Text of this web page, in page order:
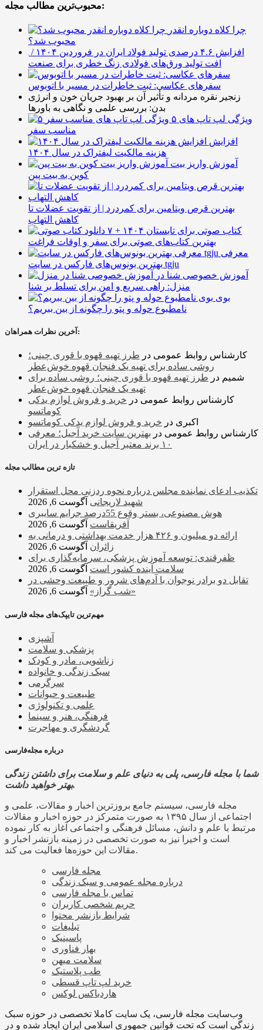
محبوب‌ترین مطالب مجله:
چرا کلاه دوباره انقدر
محبوب شد؟
افزایش ۴.۶ درصدی تولید فولاد ایران در فروردین ۱۴۰۴ /
افت تولید ورق‌های فولادی زنگ خطری برای صنعت
سفرهای عکاسی: ثبت خاطرات در مسیر با اتوبوس
زنجیر نقره مردانه و تأثیر آن بر بهبود جریان خون و انرژی
بدن: بررسی علمی و نگاهی به باورها
۵ ویژگی لپ تاپ های
مناسب سفر
افزایش
هزینه مالکیت لیفتراک در سال ۱۴۰۴
آموزش واریز بیت
کوین به بیت پین
بهترین قرص ویتامین برای کمردرد | از تقویت عضلات تا
کاهش التهاب
۷ کتاب صوتی برای تابستان ۱۴۰۴ +
بهترین کتاب‌های صوتی برای سفر و اوقات فراغت
معرفی
بهترین بونوس‌های فارکس در سایت tgju
آموزش خصوصی شنا در
منزل: راهی سریع و امن برای تسلط بر شنا
بوی
نامطبوع حوله و پتو را چگونه از بین ببریم؟
آخرین نظرات همراهان:
کارشناس روابط عمومی در طرز تهیه قهوه با قوری چینی؛
روشی ساده برای تهیه یک فنجان قهوه خوش‌عطر
شمیم در طرز تهیه قهوه با قوری چینی؛ روشی ساده برای
تهیه یک فنجان قهوه خوش‌عطر
کارشناس روابط عمومی در خرید و فروش لوازم یدکی
کوماتسو
اکبری در خرید و فروش لوازم یدکی کوماتسو
کارشناس روابط عمومی در بهترین سایت خرید آجیل؛ معرفی
۱۰ برند معتبر آجیل و خشکبار در ایران
تازه ترین مطالب مجله
تکذیب ادعای نماینده مجلس درباره نحوه ردزنی محل استقرار
شهید لاریجانی آگوست 6, 2026
هوش مصنوعی، بستر وقوع 55درصد جرایم سایبری
آفریقاست آگوست 6, 2026
ارائه دو میلیون و ۴۲۶ هزار خدمت بهداشتی و درمانی به
زائران آگوست 6, 2026
ظفرقندی: توسعه آموزش پزشکی، سرمایه‌گذاری برای
سلامت آینده کشور است آگوست 6, 2026
تقابل دو برادر نوجوان با آدم‌های شرور و طبیعت وحشی در
«شب گراز» آگوست 6, 2026
مهم‌ترین تایپک‌های مجله فارسی
آشپزی
پزشکی و سلامت
زناشویی، مادر و کودک
سبک زندگی و خانواده
سرگرمی
طبیعت و حیوانات
علمی و تکنولوژی
فرهنگی، هنر و سینما
گردشگری و مهاجرت
درباره مجله‌فارسی
شما با مجله فارسی، پلی به دنیای علم و سلامت برای داشتن زندگی
بهتر خواهید داشت.
مجله فارسی، سیستم جامع بروزترین اخبار و مقالات، علمی و
اجتماعی از سال ۱۳۹۵ به صورت متمرکز در حوزه اخبار و مقالات
مرتبط با علم و دانش، مسائل فرهنگی و اجتماعی آغاز به کار نموده
است و اخیرا نیز به صورت تخصصی در زمینه بازنشر اخبار و
مقالات این حوزه‌ها فعالیت می کند.
مجله فارسی
درباره مجله عمومی و سبک زندگی
تماس با مجله فارسی
حریم شخصی کاربران
شرایط بازنشر محتوا
تبلیغات
پاسینیک
بهار فناوری
سلامت میهن
طب پلاستیک
خرید لپ تاپ قسطی
هاردباکس لوکس
وب‌سایت مجله فارسی، یک سایت کاملا تخصصی در حوزه سبک
زندگی است که تحت قوانین جمهوری اسلامی ایران ایجاد شده و در